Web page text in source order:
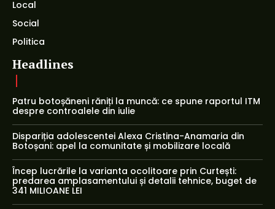
Local
Social
Politica
Headlines
Patru botoșăneni răniți la muncă: ce spune raportul ITM
despre controalele din iulie
Dispariția adolescentei Alexa Cristina-Anamaria din
Botoșani: apel la comunitate și mobilizare locală
Încep lucrările la varianta ocolitoare prin Curtești:
predarea amplasamentului și detalii tehnice, buget de
341 MILIOANE LEI